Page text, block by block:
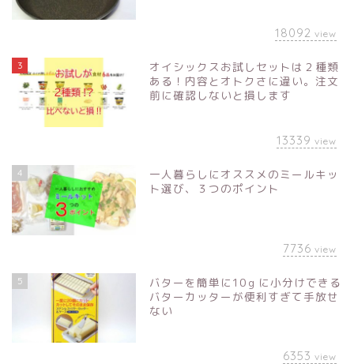
18092 view
3
オイシックスお試しセットは２種類
ある！内容とオトクさに違い。注文
前に確認しないと損します
13339 view
4
一人暮らしにオススメのミールキッ
ト選び、３つのポイント
7736 view
5
バターを簡単に10ｇに小分けできる
バターカッターが便利すぎて手放せ
ない
6353 view